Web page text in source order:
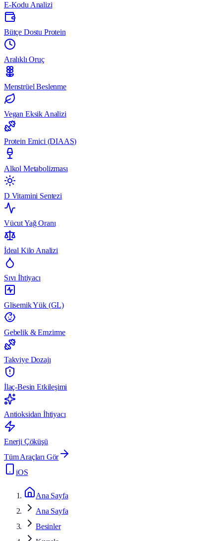
E-Kodu Analizi
Bütçe Dostu Protein
Aralıklı Oruç
Menstrüel Beslenme
Vegan Eksik Analizi
Protein Emici (DIAAS)
Alkol Metabolizması
D Vitamini Sentezi
Vücut Yağ Oranı
İdeal Kilo Analizi
Sıvı İhtiyacı
Glisemik Yük (GL)
Gebelik & Emzirme
Takviye Dozajı
İlaç-Besin Etkileşimi
Antioksidan İhtiyacı
Enerji Çöküşü
Tüm Araçları Gör
iOS
Ana Sayfa
Ana Sayfa
Besinler